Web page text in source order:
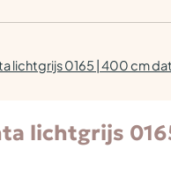
lichtgrijs 0165 | 400 cm
lichtgrijs